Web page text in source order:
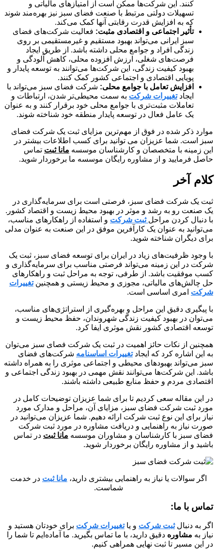
کنند. این شرکت‌ها ممکن است از امتیازهای مالیاتی و
تسهیلات دولتی مرتبط با صنعت فضای سبز نیز بهره‌مند شوند
که به افزایش قدرت رقابتی آنها کمک می‌کند.
تأثیر اجتماعی و اقتصادی مثبت: فعالیت شرکت‌های فضای
سبز ایرانی می‌تواند بهبود مستقیم و غیرمستقیمی بر روی
زندگی افراد و جوامع محلی داشته باشد. از طریق ایجاد
فرصت‌های شغلی، ارزش افزوده محلی، کاهش آلودگی و
بهبود کیفیت زندگی، این شرکت‌ها می‌توانند به توسعه پایدار و
پویایی اقتصادی و اجتماعی کشور کمک کنند.
افزایش تعامل با جوامع محلی: شرکت فضای سبز می‌تواند با
ایجادتغییرات شرکت به سمت محیطی‌تر شدن، ارتباطات و
تعاملات مثبت‌تری با جوامع محلی خود برقرار کنند و به عنوان
یک عامل فعال در توسعه پایدار منطقه خود شناخته شوند.
موارد ذکر شده در فوق از مهم‌ترین مزایای ثبت یک شرکت فضای
سبز است. شما عزیزان می توانید برای کسب اطلاعات بیشتر در
این زمینه با متخصصان و کارشناسان موسسه مانا ثبت تماس
حاصل فرمایید و از مشاوره رایگان موسسه ما برخوردار شوید.
کلام آخر
ثبت یک شرکت فضای سبز، فرصتی است برای سرمایه‌گذاری در
یک صنعت رو به رشد و موثر در بهبود محیط زیست و اقتصاد کشور.
با دنبال کردن مراحل ثبت شرکت و استفاده از راهکارهای مناسب،
می‌توانید به عنوان یک کارآفرین موفق در این صنعت به عنوان مدلی
برای دیگران شناخته شوید.
با وجود ظرفیت‌های زیاد در ایران برای توسعه فضای سبز، ثبت یک
شرکت در این زمینه می‌تواند فرصتی مناسب برای سرمایه‌گذاری و
کسب موفقیت باشد. از طرفی، توجه به مراحل ثبت و راهکارهای
حل چالش‌های مالیاتی، مجوزی و محیط زیستی و همچنینتغییرات
شرکت امری اساسی است.
با پیگیری دقیق این مراحل و بهره‌گیری از استراتژی‌های مناسب،
می‌توان در بهبود کیفیت زندگی شهروندان، حفظ محیط زیست و
توسعه اقتصادی کشور نقش موثری ایفا کرد.
همچنین از نکات حائز اهمیت در ثبت یک شرکت فصای سبز می‌توان
به این اشاره کرد که ایجادتغییرات اساسنامه شرکت‌های فضای
سبز می‌تواند بهبود‌های محیطی و اجتماعی موثری را به همراه داشته
باشد. این شرکت‌ها می‌توانند نقش مهمی در بهبود زندگی اجتماعی و
اقتصادی مردم و حفظ منابع طبیعی داشته باشند.
در این مقاله سعی کردیم تا برای شما عزیزان توضیحات کامل در
مورد ثبت شرکت فضای سبز، مزایای آن، مراحل و مدارک مورد
نیاز برای این نوع ثبت شرکت ارائه دهیم. شما عزیزان می‌توانید در
صورت نیاز به راهنمایی و دریافت مشاوره در مورد ثبت شرکت
فضای سبز با کارشناسان و مشاوران موسسه مانا ثبت در تماس
باشید و از مشاوره رایگان برخوردار شوید.
اگر سوالات یا نیاز به راهنمایی بیشتری دارید، مانا ثبت در خدمت
شماست.
تماس با ما:
اگر به دنبالثبت شرکت و یاتغییرات شرکت برای خودتان هستید و
نیاز به مشاوره دقیق دارید، با ما تماس بگیرید. ما آماده‌ایم تا شما را
در این مسیر تا ثبت نهایی همراهی کنیم.